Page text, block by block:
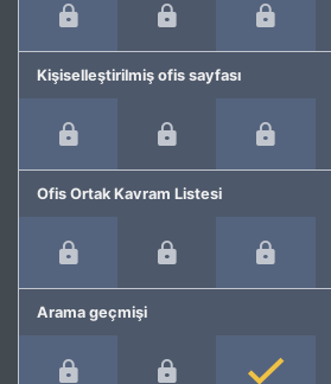
Kişiselleştirilmiş ofis sayfası
Ofis Ortak Kavram Listesi
Arama geçmişi